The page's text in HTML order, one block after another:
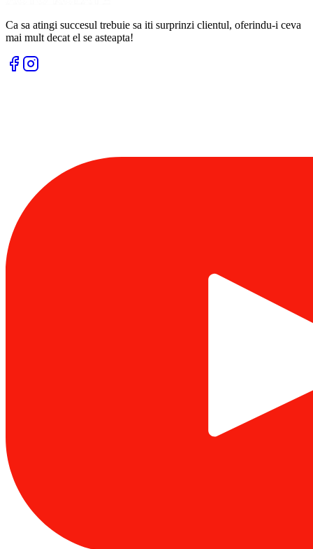
Ca sa atingi succesul trebuie sa iti surprinzi clientul, oferindu-i ceva
mai mult decat el se asteapta!